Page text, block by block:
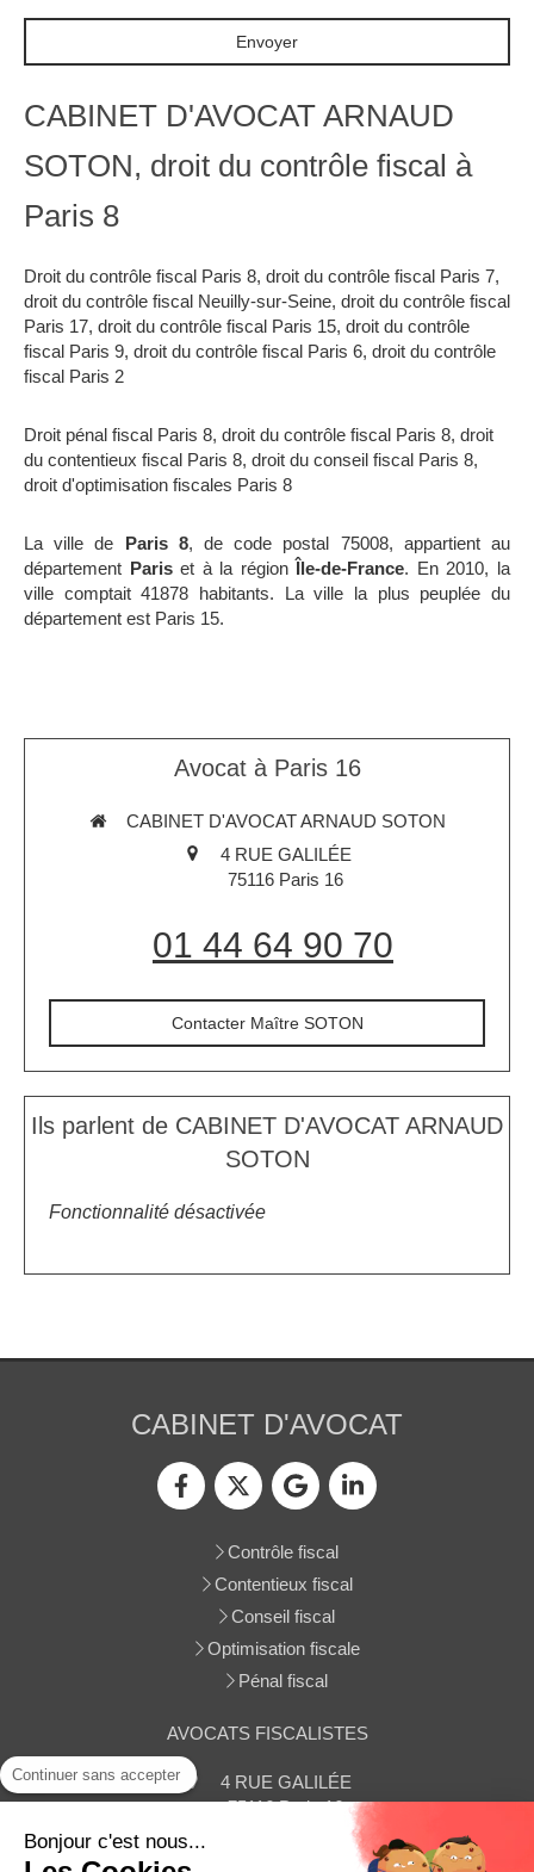
Envoyer
CABINET D'AVOCAT ARNAUD
SOTON, droit du contrôle fiscal à
Paris 8
Droit du contrôle fiscal Paris 8, droit du contrôle fiscal Paris 7,
droit du contrôle fiscal Neuilly-sur-Seine, droit du contrôle fiscal
Paris 17, droit du contrôle fiscal Paris 15, droit du contrôle
fiscal Paris 9, droit du contrôle fiscal Paris 6, droit du contrôle
fiscal Paris 2
Droit pénal fiscal Paris 8, droit du contrôle fiscal Paris 8, droit
du contentieux fiscal Paris 8, droit du conseil fiscal Paris 8,
droit d'optimisation fiscales Paris 8
La ville de Paris 8, de code postal 75008, appartient au
département Pariset à la région Île-de-France. En 2010, la
ville comptait 41878 habitants. La ville la plus peuplée du
département est Paris 15.
Avocat à Paris 16
CABINET D'AVOCAT ARNAUD SOTON
4 RUE GALILÉE
75116 Paris 16
01 44 64 90 70
Contacter Maître SOTON
Ils parlent de CABINET D'AVOCAT ARNAUD
SOTON
Fonctionnalité désactivée
CABINET D'AVOCAT
Contrôle fiscal
Contentieux fiscal
Conseil fiscal
Optimisation fiscale
Pénal fiscal
AVOCATS FISCALISTES
4 RUE GALILÉE
75116 Paris 16
Afficher le téléphone
Continuer sans accepter
Bonjour c'est nous...